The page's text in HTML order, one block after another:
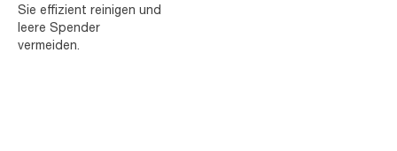
Sie effizient reinigen und
leere Spender
vermeiden.